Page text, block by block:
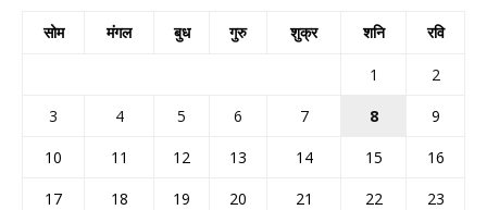
सोम मंगल बुध गुरु शुक्र शनि रवि
1
2
3
4 5 6 7 8
9
10
11 12 13 14 15
16
17
18 19 20 21 22
23